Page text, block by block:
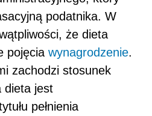
podatnika. W
że dieta
pojęcia wynagrodzenie.
zachodzi stosunek
dieta jest
pełnienia